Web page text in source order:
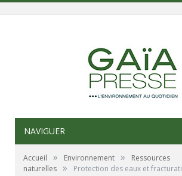
NAVIGUER
Accueil » Environnement »
Ressources
naturelles »
Protection des eaux et